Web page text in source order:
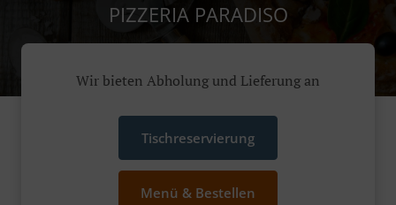
PIZZERIA PARADISO
Wir bieten Abholung und Lieferung an
Tischreservierung
Menü & Bestellen